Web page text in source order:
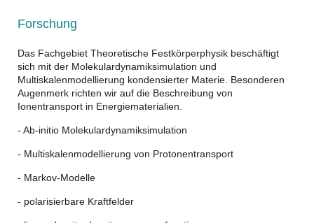
Forschung
Das Fachgebiet Theoretische Festkörperphysik beschäftigt
sich mit der Molekulardynamiksimulation und
Multiskalenmodellierung kondensierter Materie. Besonderen
Augenmerk richten wir auf die Beschreibung von
Ionentransport in Energiematerialien.
- Ab-initio Molekulardynamiksimulation
- Multiskalenmodellierung von Protonentransport
- Markov-Modelle
- polarisierbare Kraftfelder